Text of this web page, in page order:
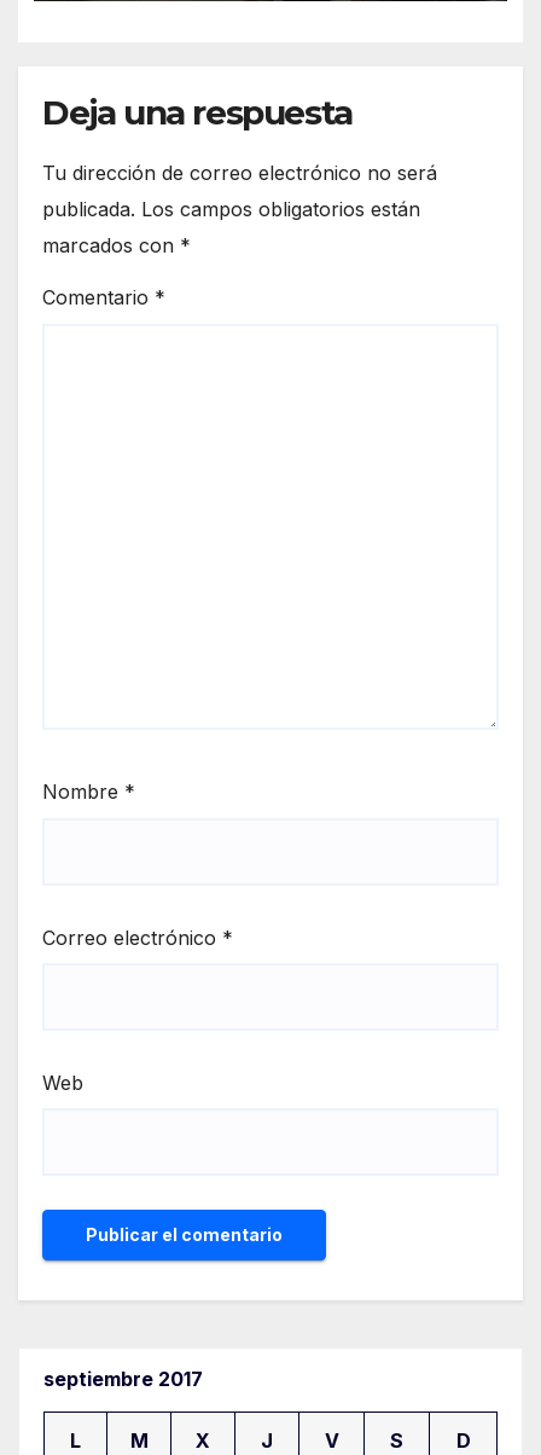
Deja una respuesta
Tu dirección de correo electrónico no será
publicada. Los campos obligatorios están
marcados con *
Comentario *
Nombre *
Correo electrónico *
Web
septiembre 2017
L M X J V S D